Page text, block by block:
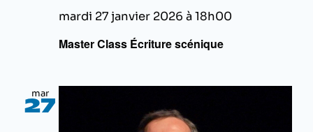
Master Class Écriture scénique
mardi 27 janvier 2026 à 18h00
mar
27